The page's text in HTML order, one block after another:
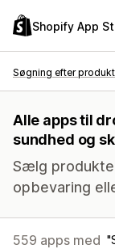
Shopify App
Søgning efter
Alle apps til
sundhed og
Sælg
opbevaring
559 apps med